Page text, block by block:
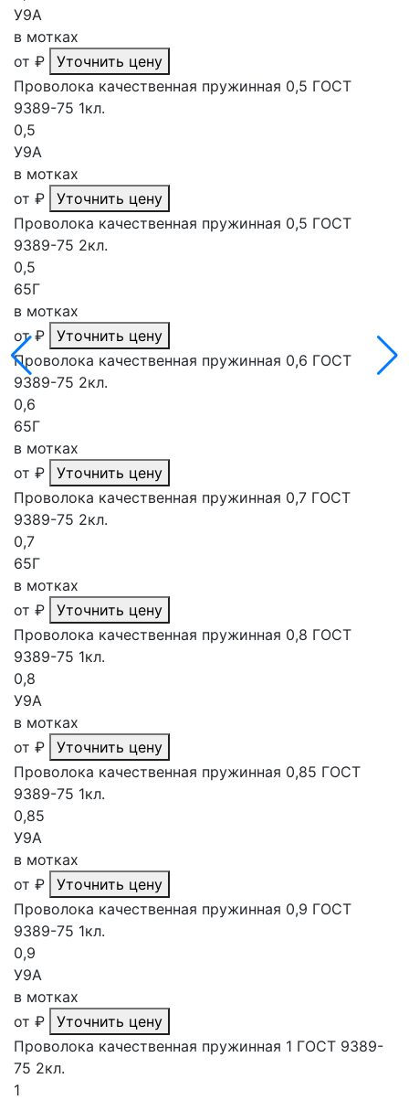
У9А
в мотках
от ₽
Уточнить цену
Проволока качественная пружинная 0,5 ГОСТ
9389-75 1кл.
0,5
У9А
в мотках
от ₽
Уточнить цену
Проволока качественная пружинная 0,5 ГОСТ
9389-75 2кл.
0,5
65Г
в мотках
от ₽
Уточнить цену
Проволока качественная пружинная 0,6 ГОСТ
9389-75 2кл.
0,6
65Г
в мотках
от ₽
Уточнить цену
Проволока качественная пружинная 0,7 ГОСТ
9389-75 2кл.
0,7
65Г
в мотках
от ₽
Уточнить цену
Проволока качественная пружинная 0,8 ГОСТ
9389-75 1кл.
0,8
У9А
в мотках
от ₽
Уточнить цену
Проволока качественная пружинная 0,85 ГОСТ
9389-75 1кл.
0,85
У9А
в мотках
от ₽
Уточнить цену
Проволока качественная пружинная 0,9 ГОСТ
9389-75 1кл.
0,9
У9А
в мотках
от ₽
Уточнить цену
Проволока качественная пружинная 1 ГОСТ 9389-
75 2кл.
1